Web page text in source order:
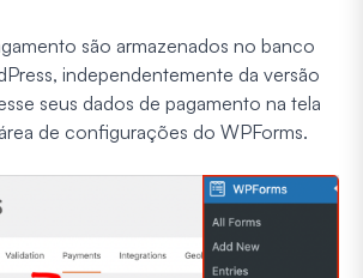
são armazenados no banco
independentemente da versão
seus dados de pagamento na tela
de configurações do WPForms.